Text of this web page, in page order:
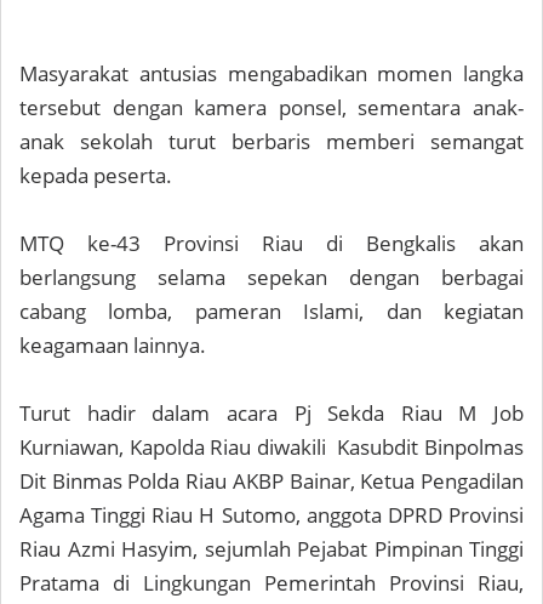
Masyarakat antusias mengabadikan momen langka
tersebut dengan kamera ponsel, sementara anak-
anak sekolah turut berbaris memberi semangat
kepada peserta.
MTQ ke-43 Provinsi Riau di Bengkalis akan
berlangsung selama sepekan dengan berbagai
cabang lomba, pameran Islami, dan kegiatan
keagamaan lainnya.
Turut hadir dalam acara Pj Sekda Riau M Job
Kurniawan, Kapolda Riau diwakili Kasubdit Binpolmas
Dit Binmas Polda Riau AKBP Bainar, Ketua Pengadilan
Agama Tinggi Riau H Sutomo, anggota DPRD Provinsi
Riau Azmi Hasyim, sejumlah Pejabat Pimpinan Tinggi
Pratama di Lingkungan Pemerintah Provinsi Riau,